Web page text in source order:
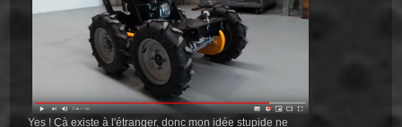
Yes ! Çà existe à l'étranger, donc mon idée stupide ne